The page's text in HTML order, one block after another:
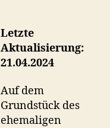
der
Bau
Letzte
Aktualisierung:
21.04.2024
Auf dem
Grundstück des
ehemaligen